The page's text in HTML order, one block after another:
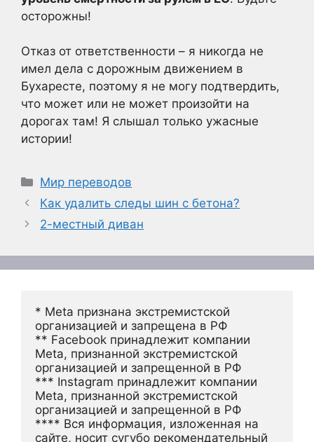
осторожны!
Отказ от ответственности – я никогда не
имел дела с дорожным движением в
Бухаресте, поэтому я не могу подтвердить,
что может или не может произойти на
дорогах там! Я слышал только ужасные
истории!
Рубрики
Мир переводов
Как удалить следы шин с бетона?
2-местный диван
* Meta признана экстремистской
организацией и запрещена в РФ
** Facebook принадлежит компании
Meta, признанной экстремистской
организацией и запрещенной в РФ
*** Instagram принадлежит компании
Meta, признанной экстремистской
организацией и запрещенной в РФ
**** Вся информация, изложенная на
сайте, носит сугубо рекомендательный